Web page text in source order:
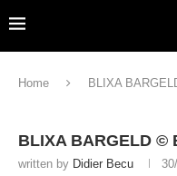
Home BLIXA
BLIXA BARGELD ©
written by Didier Becu